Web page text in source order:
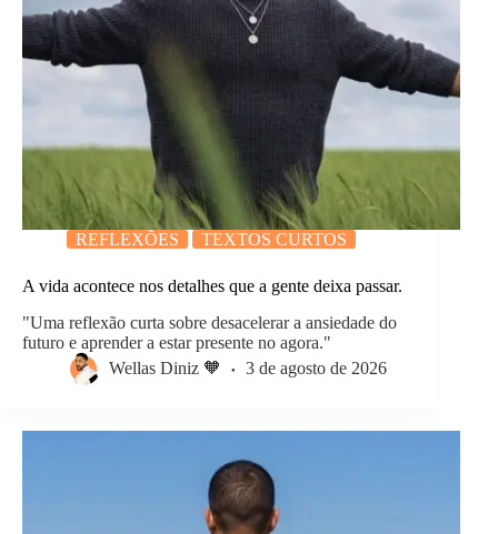
REFLEXÕES TEXTOS CURTOS
A vida acontece nos detalhes que a gente deixa passar.
"Uma reflexão curta sobre desacelerar a ansiedade do
futuro e aprender a estar presente no agora."
Wellas Diniz 🧡
3 de agosto de 2026